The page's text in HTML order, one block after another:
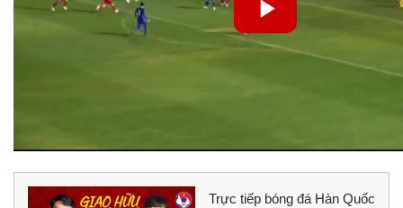
Trực tiếp bóng đá Hàn Quốc